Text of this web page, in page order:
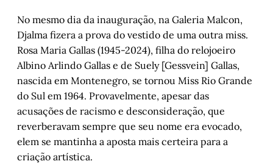
No mesmo dia da inauguração, na Galeria Malcon,
Djalma fizera a prova do vestido de uma outra miss.
Rosa Maria Gallas (1945-2024), filha do relojoeiro
Albino Arlindo Gallas e de Suely [Gessvein] Gallas,
nascida em Montenegro, se tornou Miss Rio Grande
do Sul em 1964. Provavelmente, apesar das
acusações de racismo e desconsideração, que
reverberavam sempre que seu nome era evocado,
elem se mantinha a aposta mais certeira para a
criação artística.